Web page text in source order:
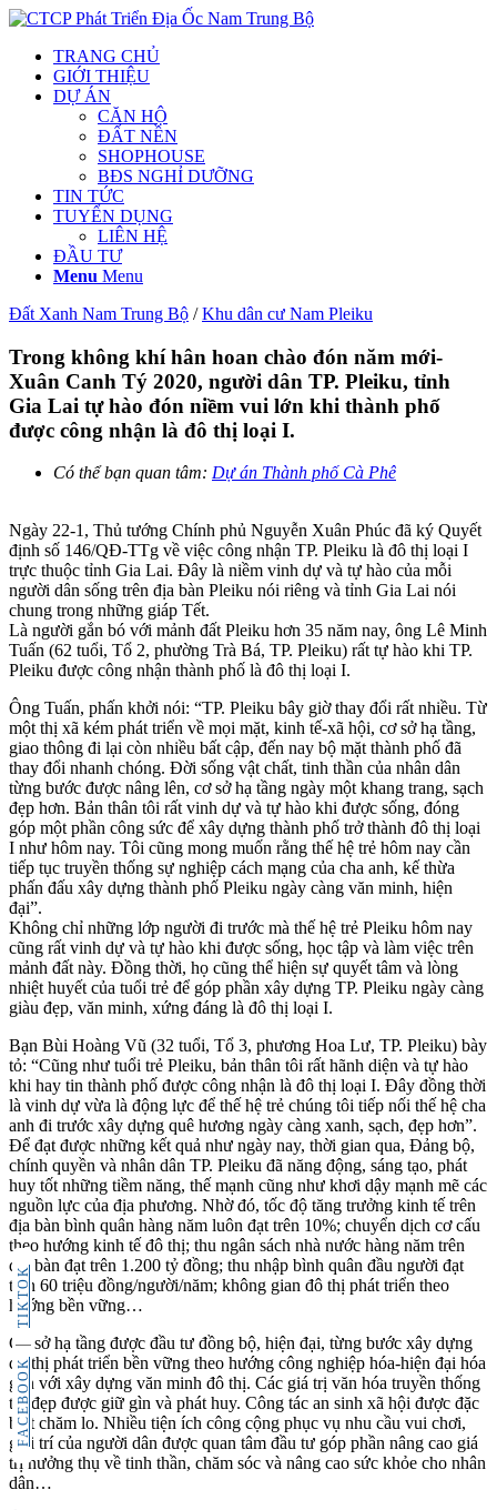
FACEBOOK
TIKTOK
TRANG CHỦ
GIỚI THIỆU
DỰ ÁN
CĂN HỘ
ĐẤT NỀN
SHOPHOUSE
BĐS NGHỈ DƯỠNG
TIN TỨC
TUYỂN DỤNG
LIÊN HỆ
ĐẦU TƯ
Menu Menu
Đất Xanh Nam Trung Bộ /Khu dân cư Nam Pleiku
Trong không khí hân hoan chào đón năm mới-
Xuân Canh Tý 2020, người dân TP. Pleiku, tỉnh
Gia Lai tự hào đón niềm vui lớn khi thành phố
được công nhận là đô thị loại I.
Có thể bạn quan tâm: Dự án Thành phố Cà Phê
Ngày 22-1, Thủ tướng Chính phủ Nguyễn Xuân Phúc đã ký Quyết
định số 146/QĐ-TTg về việc công nhận TP. Pleiku là đô thị loại I
trực thuộc tỉnh Gia Lai. Đây là niềm vinh dự và tự hào của mỗi
người dân sống trên địa bàn Pleiku nói riêng và tỉnh Gia Lai nói
chung trong những giáp Tết.
Là người gắn bó với mảnh đất Pleiku hơn 35 năm nay, ông Lê Minh
Tuấn (62 tuổi, Tổ 2, phường Trà Bá, TP. Pleiku) rất tự hào khi TP.
Pleiku được công nhận thành phố là đô thị loại I.
Ông Tuấn, phấn khởi nói: “TP. Pleiku bây giờ thay đổi rất nhiều. Từ
một thị xã kém phát triển về mọi mặt, kinh tế-xã hội, cơ sở hạ tầng,
giao thông đi lại còn nhiều bất cập, đến nay bộ mặt thành phố đã
thay đổi nhanh chóng. Đời sống vật chất, tinh thần của nhân dân
từng bước được nâng lên, cơ sở hạ tầng ngày một khang trang, sạch
đẹp hơn. Bản thân tôi rất vinh dự và tự hào khi được sống, đóng
góp một phần công sức để xây dựng thành phố trở thành đô thị loại
I như hôm nay. Tôi cũng mong muốn rằng thế hệ trẻ hôm nay cần
tiếp tục truyền thống sự nghiệp cách mạng của cha anh, kế thừa
phấn đấu xây dựng thành phố Pleiku ngày càng văn minh, hiện
đại”.
Không chỉ những lớp người đi trước mà thế hệ trẻ Pleiku hôm nay
cũng rất vinh dự và tự hào khi được sống, học tập và làm việc trên
mảnh đất này. Đồng thời, họ cũng thể hiện sự quyết tâm và lòng
nhiệt huyết của tuổi trẻ để góp phần xây dựng TP. Pleiku ngày càng
giàu đẹp, văn minh, xứng đáng là đô thị loại I.
Bạn Bùi Hoàng Vũ (32 tuổi, Tổ 3, phương Hoa Lư, TP. Pleiku) bày
tỏ: “Cũng như tuổi trẻ Pleiku, bản thân tôi rất hãnh diện và tự hào
khi hay tin thành phố được công nhận là đô thị loại I. Đây đồng thời
là vinh dự vừa là động lực để thế hệ trẻ chúng tôi tiếp nối thế hệ cha
anh đi trước xây dựng quê hương ngày càng xanh, sạch, đẹp hơn”.
Để đạt được những kết quả như ngày nay, thời gian qua, Đảng bộ,
chính quyền và nhân dân TP. Pleiku đã năng động, sáng tạo, phát
huy tốt những tiềm năng, thế mạnh cũng như khơi dậy mạnh mẽ các
nguồn lực của địa phương. Nhờ đó, tốc độ tăng trưởng kinh tế trên
địa bàn bình quân hàng năm luôn đạt trên 10%; chuyển dịch cơ cấu
theo hướng kinh tế đô thị; thu ngân sách nhà nước hàng năm trên
địa bàn đạt trên 1.200 tỷ đồng; thu nhập bình quân đầu người đạt
trên 60 triệu đồng/người/năm; không gian đô thị phát triển theo
hướng bền vững…
Cơ sở hạ tầng được đầu tư đồng bộ, hiện đại, từng bước xây dựng
đô thị phát triển bền vững theo hướng công nghiệp hóa-hiện đại hóa
gắn với xây dựng văn minh đô thị. Các giá trị văn hóa truyền thống
tốt đẹp được giữ gìn và phát huy. Công tác an sinh xã hội được đặc
biệt chăm lo. Nhiều tiện ích công cộng phục vụ nhu cầu vui chơi,
giải trí của người dân được quan tâm đầu tư góp phần nâng cao giá
trị hưởng thụ về tinh thần, chăm sóc và nâng cao sức khỏe cho nhân
dân…